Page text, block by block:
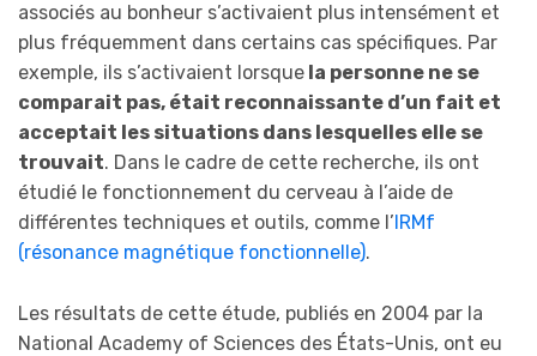
associés au bonheur s’activaient plus intensément et
plus fréquemment dans certains cas spécifiques. Par
exemple, ils s’activaient lorsque la personne ne se
comparait pas, était reconnaissante d’un fait et
acceptait les situations dans lesquelles elle se
trouvait. Dans le cadre de cette recherche, ils ont
étudié le fonctionnement du cerveau à l’aide de
différentes techniques et outils, comme l’ IRMf
(résonance magnétique fonctionnelle).
Les résultats de cette étude, publiés en 2004 par la
National Academy of Sciences des États-Unis, ont eu